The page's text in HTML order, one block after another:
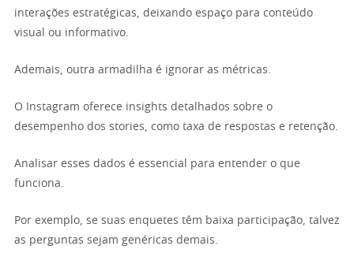
interações estratégicas, deixando espaço para conteúdo
visual ou informativo.
Ademais, outra armadilha é ignorar as métricas.
O Instagram oferece insights detalhados sobre o
desempenho dos stories, como taxa de respostas e retenção.
Analisar esses dados é essencial para entender o que
funciona.
Por exemplo, se suas enquetes têm baixa participação, talvez
as perguntas sejam genéricas demais.